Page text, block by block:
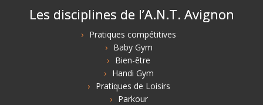
Les disciplines de l’A.N.T. Avignon
Pratiques compétitives
Baby Gym
Bien-être
Handi Gym
Pratiques de Loisirs
Parkour